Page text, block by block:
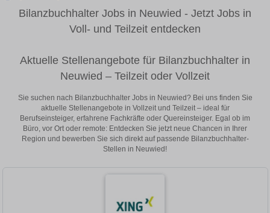
Bilanzbuchhalter Jobs in Neuwied - Jetzt Jobs in
Voll- und Teilzeit entdecken
Aktuelle Stellenangebote für Bilanzbuchhalter in
Neuwied – Teilzeit oder Vollzeit
Sie suchen nach Bilanzbuchhalter Jobs in Neuwied? Bei uns finden Sie
aktuelle Stellenangebote in Vollzeit und Teilzeit – ideal für
Berufseinsteiger, erfahrene Fachkräfte oder Quereinsteiger. Egal ob im
Büro, vor Ort oder remote: Entdecken Sie jetzt neue Chancen in Ihrer
Region und bewerben Sie sich direkt auf passende Bilanzbuchhalter-
Stellen in Neuwied!